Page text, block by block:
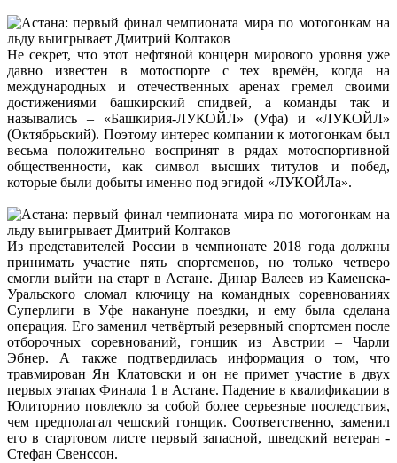
Не секрет, что этот нефтяной концерн мирового уровня уже
давно известен в мотоспорте с тех времён, когда на
международных и отечественных аренах гремел своими
достижениями башкирский спидвей, а команды так и
назывались – «Башкирия-ЛУКОЙЛ» (Уфа) и «ЛУКОЙЛ»
(Октябрьский). Поэтому интерес компании к мотогонкам был
весьма положительно воспринят в рядах мотоспортивной
общественности, как символ высших титулов и побед,
которые были добыты именно под эгидой «ЛУКОЙЛа».
Из представителей России в чемпионате 2018 года должны
принимать участие пять спортсменов, но только четверо
смогли выйти на старт в Астане. Динар Валеев из Каменска-
Уральского сломал ключицу на командных соревнованиях
Суперлиги в Уфе накануне поездки, и ему была сделана
операция. Его заменил четвёртый резервный спортсмен после
отборочных соревнований, гонщик из Австрии – Чарли
Эбнер. А также подтвердилась информация о том, что
травмирован Ян Клатовски и он не примет участие в двух
первых этапах Финала 1 в Астане. Падение в квалификации в
Юлиторнио повлекло за собой более серьезные последствия,
чем предполагал чешский гонщик. Соответственно, заменил
его в стартовом листе первый запасной, шведский ветеран -
Стефан Свенссон.